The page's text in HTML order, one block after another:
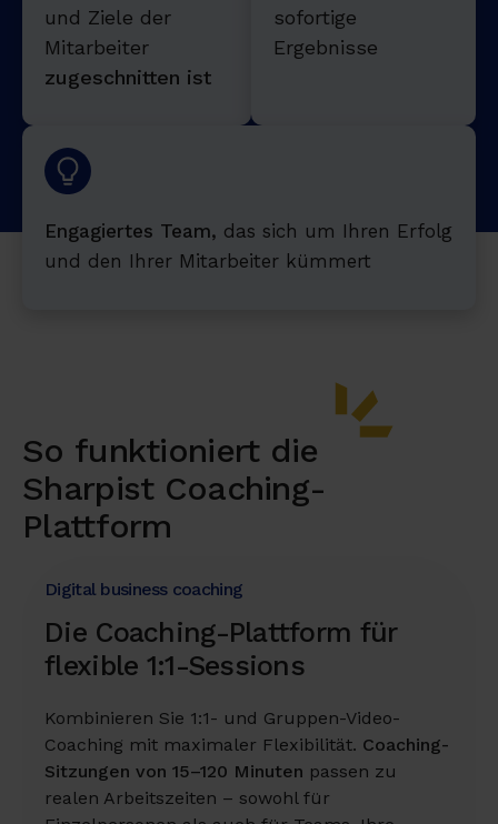
und Ziele der
Mitarbeiter
zugeschnitten ist
sofortige
Ergebnisse
Engagiertes Team, das sich um Ihren Erfolg
und den Ihrer Mitarbeiter kümmert
So funktioniert die
Sharpist Coaching-
Plattform
Digital business coaching
Die Coaching-Plattform für
flexible 1:1-Sessions
Kombinieren Sie 1:1- und Gruppen-Video-
Coaching mit maximaler Flexibilität. Coaching-
Sitzungen von 15–120 Minuten passen zu
realen Arbeitszeiten – sowohl für